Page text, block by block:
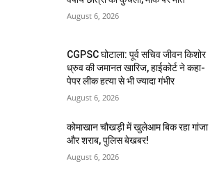
August 6, 2026
CGPSC घोटाला: पूर्व सचिव जीवन किशोर
ध्रुव की जमानत खारिज, हाईकोर्ट ने कहा-
पेपर लीक हत्या से भी ज्यादा गंभीर
August 6, 2026
कोमाखान चौखड़ी में खुलेआम बिक रहा गांजा
और शराब, पुलिस बेखबर!
August 6, 2026